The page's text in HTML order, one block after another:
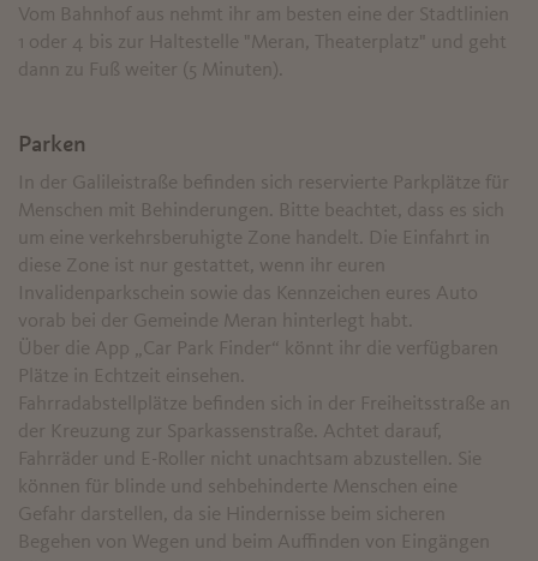
Vom Bahnhof aus nehmt ihr am besten eine der Stadtlinien
1 oder 4 bis zur Haltestelle "Meran, Theaterplatz" und geht
dann zu Fuß weiter (5 Minuten).
Parken
In der Galileistraße befinden sich reservierte Parkplätze für
Menschen mit Behinderungen. Bitte beachtet, dass es sich
um eine verkehrsberuhigte Zone handelt. Die Einfahrt in
diese Zone ist nur gestattet, wenn ihr euren
Invalidenparkschein sowie das Kennzeichen eures Auto
vorab bei der Gemeinde Meran hinterlegt habt.
Über die App „Car Park Finder“ könnt ihr die verfügbaren
Plätze in Echtzeit einsehen.
Fahrradabstellplätze befinden sich in der Freiheitsstraße an
der Kreuzung zur Sparkassenstraße. Achtet darauf,
Fahrräder und E-Roller nicht unachtsam abzustellen. Sie
können für blinde und sehbehinderte Menschen eine
Gefahr darstellen, da sie Hindernisse beim sicheren
Begehen von Wegen und beim Auffinden von Eingängen